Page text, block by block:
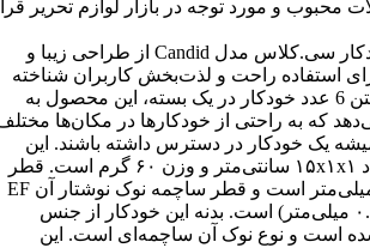
محبوب و مورد توجه در بازار لوازم تحریر
بسته 6 عددی خودکار سی.کلاس مدل Candid از طراحی زیبا و
استفاده راحت و لذت‌بخش کاربران شناخته
شده است. با داشتن 6 عدد خودکار در یک بسته، این محصول به
که به راحتی از خودکارها در مکان‌ها
یک خودکار در دسترس داشته باشند. این
خودکار دارای ابعاد ۱۵x۱x۱ سانتی‌متر و وزن ۶۰ گرم است. قطر
نوشتاری آن ۰.۵ میلی‌متر است و قطر ساچمه نوک نوشتار آن EF
(یعنی بین ۰.۴ و ۰.۵ میلی‌متر) است. بدنه این خودکار از جنس
است و نوع نوک آن ساچمه‌ای است. این